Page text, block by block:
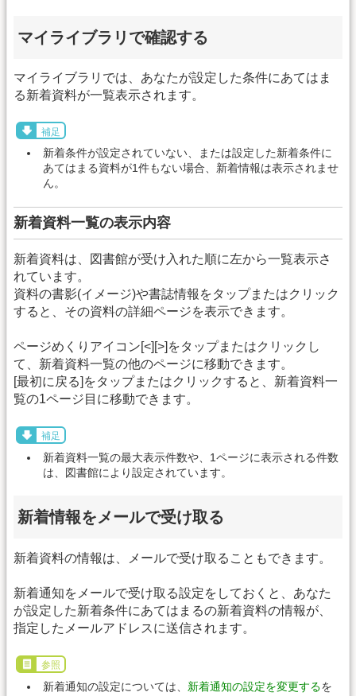
マイライブラリで確認する
マイライブラリでは、あなたが設定した条件にあてはま
る新着資料が一覧表示されます。
補足
新着条件が設定されていない、または設定した新着条件に
あてはまる資料が1件もない場合、新着情報は表示されませ
ん。
新着資料一覧の表示内容
新着資料は、図書館が受け入れた順に左から一覧表示さ
れています。
資料の書影(イメージ)や書誌情報をタップまたはクリック
すると、その資料の詳細ページを表示できます。
ページめくりアイコン[<][>]をタップまたはクリックし
て、新着資料一覧の他のページに移動できます。
[最初に戻る]をタップまたはクリックすると、新着資料一
覧の1ページ目に移動できます。
補足
新着資料一覧の最大表示件数や、1ページに表示される件数
は、図書館により設定されています。
新着情報をメールで受け取る
新着資料の情報は、メールで受け取ることもできます。
新着通知をメールで受け取る設定をしておくと、あなた
が設定した新着条件にあてはまるの新着資料の情報が、
指定したメールアドレスに送信されます。
参照
新着通知の設定については、 新着通知の設定を変更するを